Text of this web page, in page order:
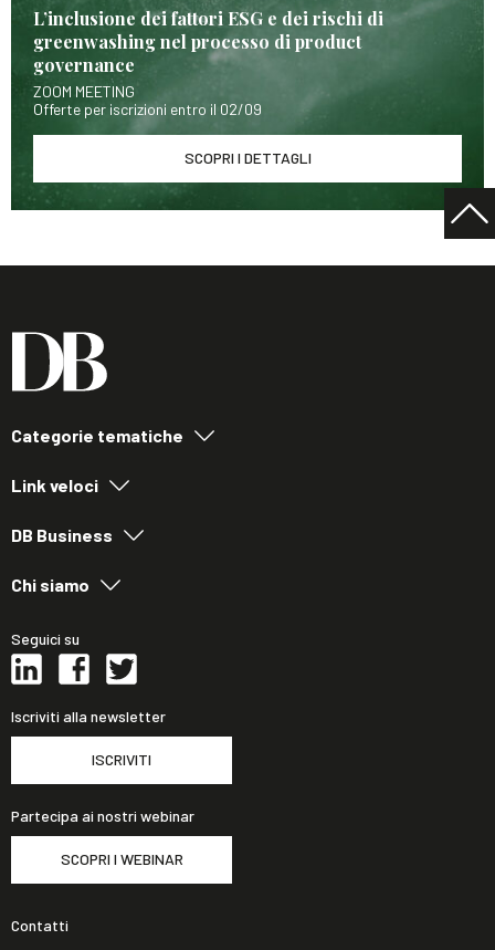
L’inclusione dei fattori ESG e dei rischi di
greenwashing nel processo di product
governance
ZOOM MEETING
Offerte per iscrizioni entro il 02/09
SCOPRI I DETTAGLI
Categorie tematiche
Link veloci
DB Business
Chi siamo
Seguici su
Iscriviti alla newsletter
ISCRIVITI
Partecipa ai nostri webinar
SCOPRI I WEBINAR
Contatti